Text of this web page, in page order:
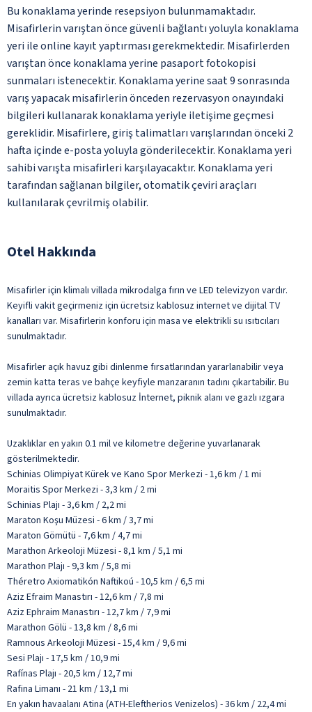
Bu konaklama yerinde resepsiyon bulunmamaktadır.
Misafirlerin varıştan önce güvenli bağlantı yoluyla konaklama
yeri ile online kayıt yaptırması gerekmektedir. Misafirlerden
varıştan önce konaklama yerine pasaport fotokopisi
sunmaları istenecektir. Konaklama yerine saat 9 sonrasında
varış yapacak misafirlerin önceden rezervasyon onayındaki
bilgileri kullanarak konaklama yeriyle iletişime geçmesi
gereklidir. Misafirlere, giriş talimatları varışlarından önceki 2
hafta içinde e-posta yoluyla gönderilecektir. Konaklama yeri
sahibi varışta misafirleri karşılayacaktır. Konaklama yeri
tarafından sağlanan bilgiler, otomatik çeviri araçları
kullanılarak çevrilmiş olabilir.
Otel Hakkında
Misafirler için klimalı villada mikrodalga fırın ve LED televizyon vardır.
Keyifli vakit geçirmeniz için ücretsiz kablosuz internet ve dijital TV
kanalları var. Misafirlerin konforu için masa ve elektrikli su ısıtıcıları
sunulmaktadır.
Misafirler açık havuz gibi dinlenme fırsatlarından yararlanabilir veya
zemin katta teras ve bahçe keyfiyle manzaranın tadını çıkartabilir. Bu
villada ayrıca ücretsiz kablosuz İnternet, piknik alanı ve gazlı ızgara
sunulmaktadır.
Uzaklıklar en yakın 0.1 mil ve kilometre değerine yuvarlanarak
gösterilmektedir.
Schinias Olimpiyat Kürek ve Kano Spor Merkezi - 1,6 km / 1 mi
Moraitis Spor Merkezi - 3,3 km / 2 mi
Schinias Plajı - 3,6 km / 2,2 mi
Maraton Koşu Müzesi - 6 km / 3,7 mi
Maraton Gömütü - 7,6 km / 4,7 mi
Marathon Arkeoloji Müzesi - 8,1 km / 5,1 mi
Marathon Plajı - 9,3 km / 5,8 mi
Théretro Axiomatikón Naftikoú - 10,5 km / 6,5 mi
Aziz Efraim Manastırı - 12,6 km / 7,8 mi
Aziz Ephraim Manastırı - 12,7 km / 7,9 mi
Marathon Gölü - 13,8 km / 8,6 mi
Ramnous Arkeoloji Müzesi - 15,4 km / 9,6 mi
Sesi Plajı - 17,5 km / 10,9 mi
Rafínas Plajı - 20,5 km / 12,7 mi
Rafina Limanı - 21 km / 13,1 mi
En yakın havaalanı Atina (ATH-Eleftherios Venizelos) - 36 km / 22,4 mi